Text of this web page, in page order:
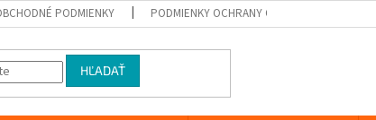
PODMIENKY PODMIENKY OCHRANY OSOBNÝCH ÚDAJOV
HĽADAŤ